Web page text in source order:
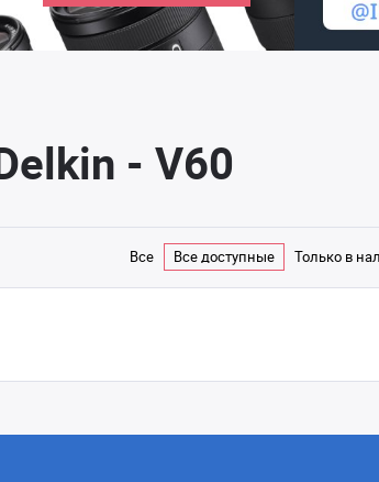
- V60
Все Все доступные Только в